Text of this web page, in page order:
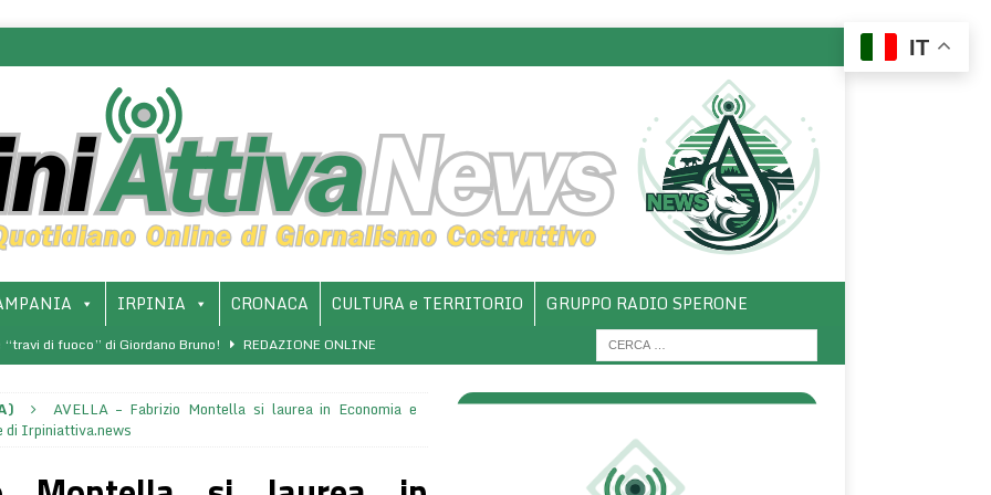
IRPINIA CRONACA CULTURA e TERRITORIO GRUPPO RADIO SPERONE
di fuoco” di Giordano Bruno!
REDAZIONE ONLINE
AVELLA – Fabrizio Montella si laurea in Economia e
di Irpiniattiva.news
IT